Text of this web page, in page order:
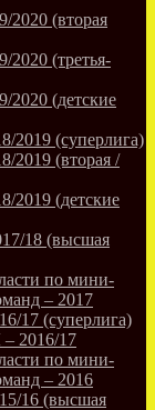
2020 (вторая
2020 (третья-
2020 (детские
2019 (суперлига)
2019 (вторая /
2019 (детские
18 (высшая
по мини-
– 2017
17 (суперлига)
2016/17
по мини-
– 2016
16 (высшая